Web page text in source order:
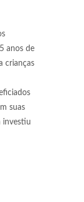
anos de
crianças
suas
investiu